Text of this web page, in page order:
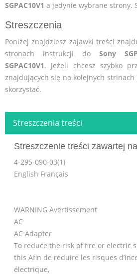
SGPAC10V1 a jedynie wybrane strony.
Streszczenia
Poniżej znajdziesz zajawki treści
stronach instrukcji do Sony
SGPAC10V1. Jeżeli chcesz szybko
znajdujących się na kolejnych
skorzystać.
Streszczenia treści
Streszczenie treści zawartej
4-295-090-03(1)
English Français
WARNING Avertissement
AC
AC Adapter
To reduce the risk of fire or electric
this Afin de réduire les risques
électrique,